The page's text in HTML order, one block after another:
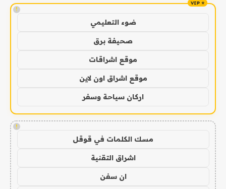
!
ضوء التعليمي
صحيفة برق
موقع اشراقات
موقع اشراق اون لاين
اركان سياحة وسفر
!
مسك الكلمات في قوقل
اشراق التقنية
ان سفن